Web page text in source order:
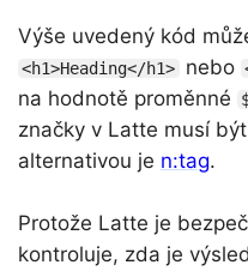
Výše uvedený kód
<h1>Heading</h1> nebo
na hodnotě proměnné
značky v Latte musí
alternativou je n:tag.
Protože Latte je
kontroluje, zda je